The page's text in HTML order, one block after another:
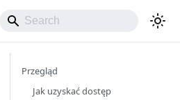
Przegląd
Jak uzyskać dostęp